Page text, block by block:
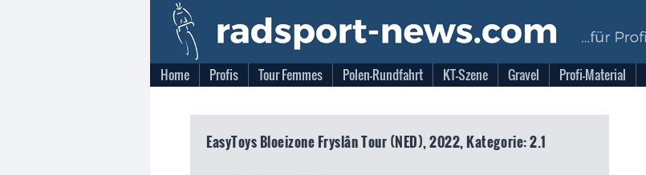
Home Profis Tour Femmes Polen-Rundfahrt KT-Szene Gravel Profi-Material
EasyToys Bloeizone Fryslân Tour (NED), 2022, Kategorie: 2.1